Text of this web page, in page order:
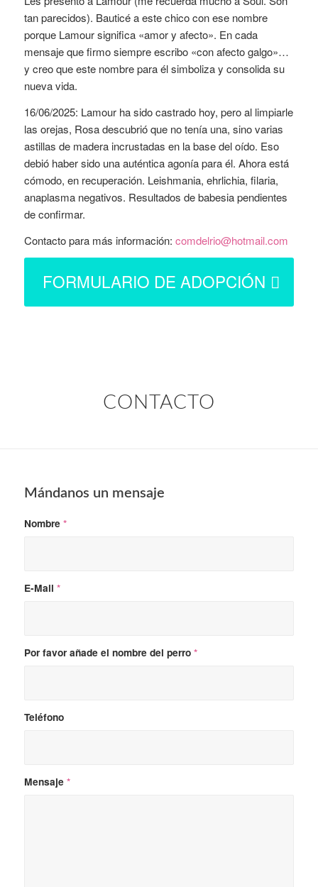
tan parecidos). Bauticé a este chico con ese nombre
porque Lamour significa «amor y afecto». En cada
mensaje que firmo siempre escribo «con afecto galgo»…
y creo que este nombre para él simboliza y consolida su
nueva vida.
16/06/2025: Lamour ha sido castrado hoy, pero al limpiarle
las orejas, Rosa descubrió que no tenía una, sino varias
astillas de madera incrustadas en la base del oído. Eso
debió haber sido una auténtica agonía para él. Ahora está
cómodo, en recuperación. Leishmania, ehrlichia, filaria,
anaplasma negativos. Resultados de babesia pendientes
de confirmar.
Contacto para más información: comdelrio@hotmail.com
FORMULARIO DE ADOPCIÓN
CONTACTO
Mándanos un mensaje
Nombre *
E-Mail *
Por favor añade el nombre del perro *
Teléfono
Mensaje *